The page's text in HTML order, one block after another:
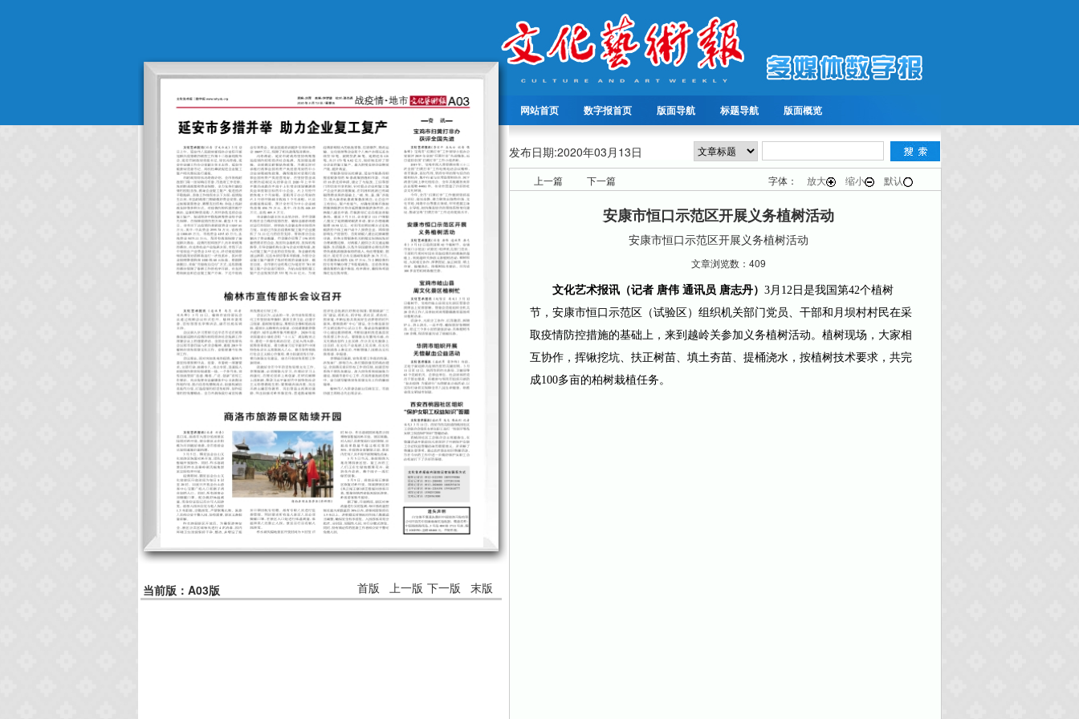
网站首页 数字报首页 版面导航 标题导航 版面概览
当前版：A03版 首版 上一版 下一版 末版
发布日期:2020年03月13日
上一篇 下一篇 字体： 放大 缩小 默认
安康市恒口示范区开展义务植树活动
安康市恒口示范区开展义务植树活动
文章浏览数：409
文化艺术报讯（记者 唐伟 通讯员 唐志丹） 3月12日是我国第42个植树
节，安康市恒口示范区（试验区）组织机关部门党员、干部和月坝村村民在采
取疫情防控措施的基础上，来到越岭关参加义务植树活动。植树现场，大家相
互协作，挥锹挖坑、扶正树苗、填土夯苗、提桶浇水，按植树技术要求，共完
成100多亩的柏树栽植任务。